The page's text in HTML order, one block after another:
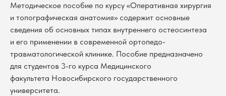
Методическое пособие по курсу «Оперативная хирургия
и топографическая анатомия» содержит основные
сведения об основных типах внутреннего остеосинтеза
и его применении в современной ортопедо-
травматологической клинике. Пособие предназначено
для студентов 3-го курса Медицинского
факультета Новосибирского государственного
университета.